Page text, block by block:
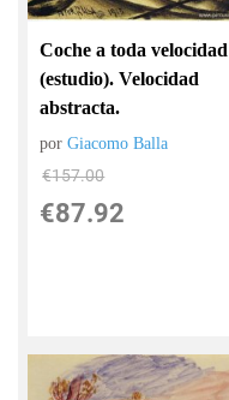
Coche a toda velocidad
(estudio). Velocidad
abstracta.
porGiacomo Balla
€157.00
€87.92